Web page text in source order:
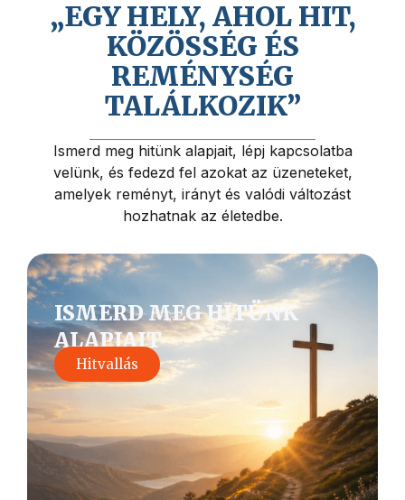
„EGY HELY, AHOL HIT,
KÖZÖSSÉG ÉS
REMÉNYSÉG
TALÁLKOZIK”
Ismerd meg hitünk alapjait, lépj kapcsolatba
velünk, és fedezd fel azokat az üzeneteket,
amelyek reményt, irányt és valódi változást
hozhatnak az életedbe.
ISMERD MEG HITÜNK
ALAPJAIT
Hitvallás